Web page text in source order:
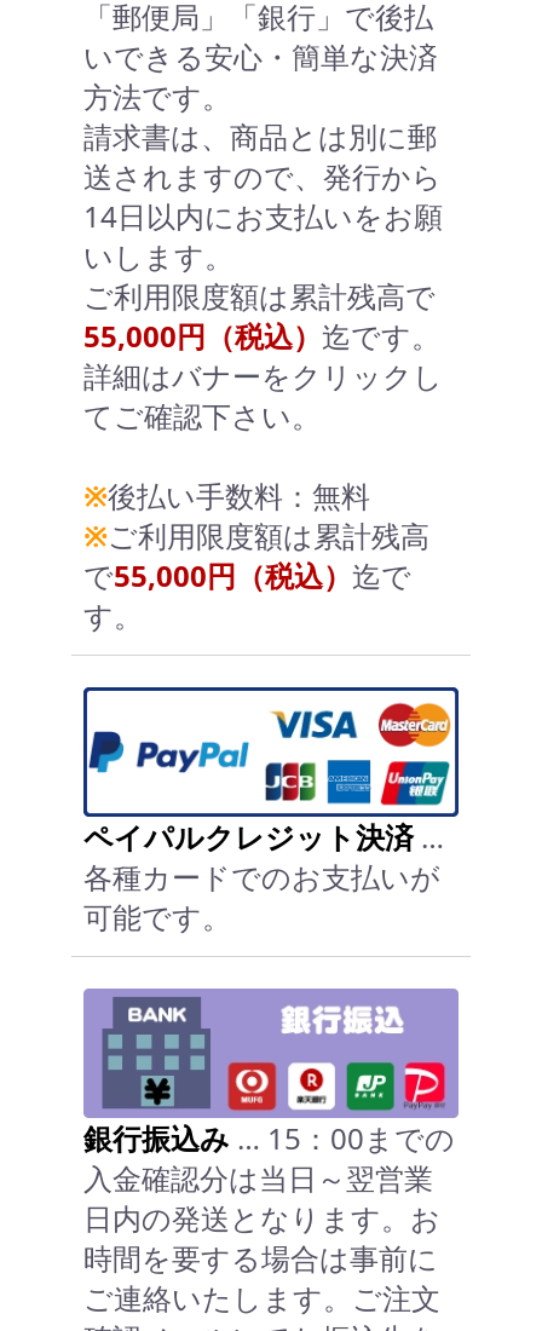
「郵便局」「銀行」で後払
いできる安心・簡単な決済
方法です。
請求書は、商品とは別に郵
送されますので、発行から
14日以内にお支払いをお願
いします。
ご利用限度額は累計残高で
55,000円（税込） 迄です。
詳細はバナーをクリックし
てご確認下さい。
※後払い手数料：無料
※ご利用限度額は累計残高
で55,000円（税込） 迄で
す。
ペイパルクレジット決済…
各種カードでのお支払いが
可能です。
銀行振込み … 15：00までの
入金確認分は当日～翌営業
日内の発送となります。お
時間を要する場合は事前に
ご連絡いたします。ご注文